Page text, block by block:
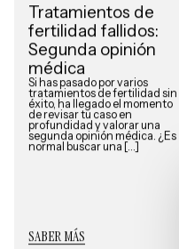
Tratamientos de
fertilidad fallidos:
Segunda opinión
médica
Si has pasado por varios
tratamientos de fertilidad sin
éxito, ha llegado el momento
de revisar tu caso en
profundidad y valorar una
segunda opinión médica. ¿Es
normal buscar una […]
SABER MÁS